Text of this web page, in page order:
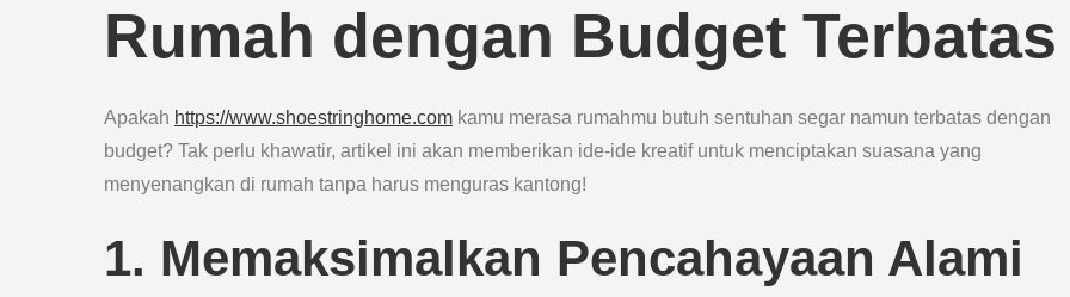
Rumah dengan Budget Terbatas
Apakah https://www.shoestringhome.com kamu merasa rumahmu butuh sentuhan segar namun terbatas dengan
budget? Tak perlu khawatir, artikel ini akan memberikan ide-ide kreatif untuk menciptakan suasana yang
menyenangkan di rumah tanpa harus menguras kantong!
1. Memaksimalkan Pencahayaan Alami